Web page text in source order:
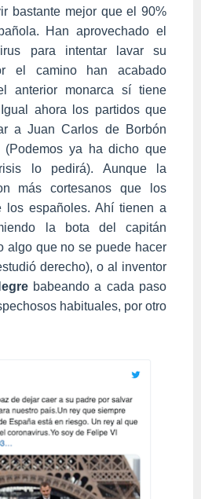
bastante mejor que el 90%
Han aprovechado el
para intentar lavar su
el camino han acabado
anterior monarca sí tiene
ahora los partidos que
a Juan Carlos de Borbón
(Podemos ya ha dicho que
lo pedirá). Aunque la
más cortesanos que los
los españoles. Ahí tienen a
la bota del capitán
algo que no se puede hacer
derecho), o al inventor
babeando a cada paso
habituales, por otro